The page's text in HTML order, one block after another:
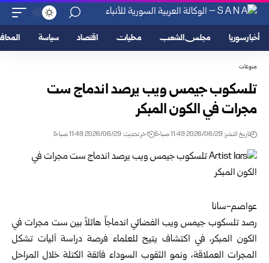
أخبار سوريا مجلس الشعب محليات اقتصاد سياسة
منوعات
تلسكوب جيمس ويب يرصد اندماج ست
مجرات في الكون المبكر
تاريخ النشر: 2026/06/29 11:49 صباحًا اخر تحديث: 2026/06/29 11:49 صباحًا
عواصم-سانا
رصد تلسكوب جيمس ويب الفضائي اندماجاً هائلاً بين ست مجرات في
الكون المبكر، في اكتشاف يتيح للعلماء فرصة دراسة آليات تشكل
المجرات العملاقة، ونمو الثقوب السوداء فائقة الكتلة خلال المراحل